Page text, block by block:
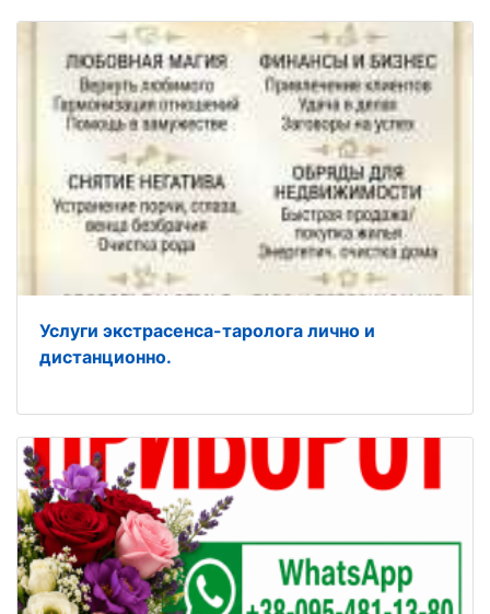
Услуги экстрасенса-таролога лично и
дистанционно.